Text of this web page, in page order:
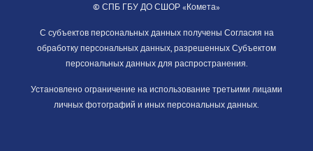
© СПБ ГБУ ДО СШОР «Комета»
С субъектов персональных данных получены Согласия на
обработку персональных данных, разрешенных Субъектом
персональных данных для распространения.
Установлено ограничение на использование третьими лицами
личных фотографий и иных персональных данных.